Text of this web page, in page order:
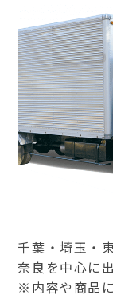
千葉・埼玉・
奈良を中心に
※内容や商品